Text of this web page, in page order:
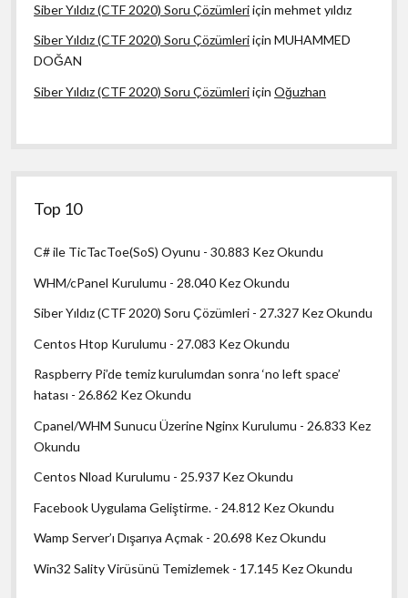
Siber Yıldız (CTF 2020) Soru Çözümleriiçinmehmet yıldız
Siber Yıldız (CTF 2020) Soru ÇözümleriiçinMUHAMMED
DOĞAN
Siber Yıldız (CTF 2020) Soru ÇözümleriiçinOğuzhan
Top 10
C# ile TicTacToe(SoS) Oyunu - 30.883 Kez Okundu
WHM/cPanel Kurulumu - 28.040 Kez Okundu
Siber Yıldız (CTF 2020) Soru Çözümleri - 27.327 Kez Okundu
Centos Htop Kurulumu - 27.083 Kez Okundu
Raspberry Pi’de temiz kurulumdan sonra ‘no left space’
hatası - 26.862 Kez Okundu
Cpanel/WHM Sunucu Üzerine Nginx Kurulumu - 26.833 Kez
Okundu
Centos Nload Kurulumu - 25.937 Kez Okundu
Facebook Uygulama Geliştirme. - 24.812 Kez Okundu
Wamp Server’ı Dışarıya Açmak - 20.698 Kez Okundu
Win32 Sality Virüsünü Temizlemek - 17.145 Kez Okundu